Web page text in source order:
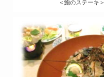
＜鮑のステーキ＞